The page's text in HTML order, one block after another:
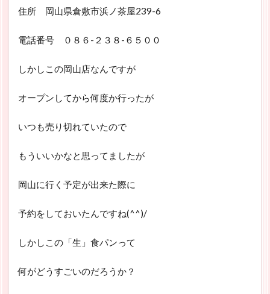
住所 岡山県倉敷市浜ノ茶屋239-6
電話番号 ０８６-２３８-６５００
しかしこの岡山店なんですが
オープンしてから何度か行ったが
いつも売り切れていたので
もういいかなと思ってましたが
岡山に行く予定が出来た際に
予約をしておいたんですね(^^)/
しかしこの「生」食パンって
何がどうすごいのだろうか？